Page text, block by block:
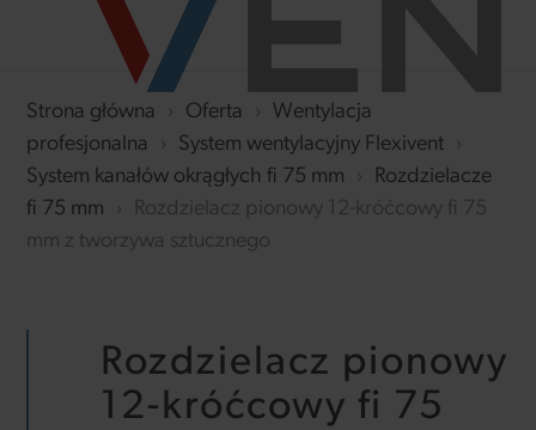
Strona główna › Oferta ›
Wentylacja
profesjonalna
› System wentylacyjny Flexivent
›
System kanałów okrągłych fi 75 mm
›
Rozdzielacze
fi 75 mm
›
Rozdzielacz pionowy 12-króćcowy fi 75
mm z tworzywa sztucznego
Rozdzielacz pionowy
12-króćcowy fi 75